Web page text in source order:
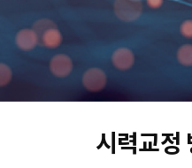
시력교정